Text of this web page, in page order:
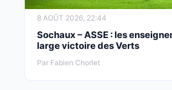
8 AOÛT 2026, 22:44
Sochaux – ASSE : les
large victoire des Verts
Par Fabien Chorlet